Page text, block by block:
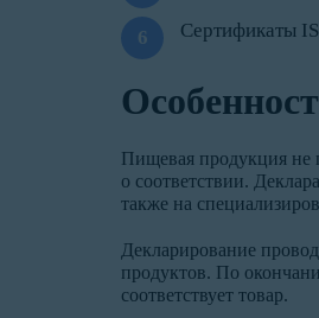
Сертификаты
Пищевая продукция не
о соответствии.
также на
Декларирование
продуктов. По
соответствует товар.